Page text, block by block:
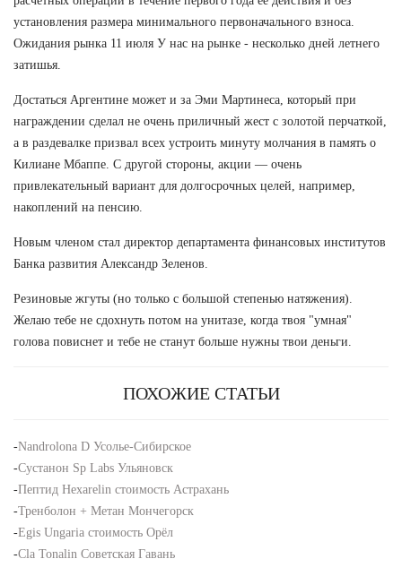
установления размера минимального первоначального взноса.
Ожидания рынка 11 июля У нас на рынке - несколько дней летнего
затишья.
Достаться Аргентине может и за Эми Мартинеса, который при
награждении сделал не очень приличный жест с золотой перчаткой,
а в раздевалке призвал всех устроить минуту молчания в память о
Килиане Мбаппе. С другой стороны, акции — очень
привлекательный вариант для долгосрочных целей, например,
накоплений на пенсию.
Новым членом стал директор департамента финансовых институтов
Банка развития Александр Зеленов.
Резиновые жгуты (но только с большой степенью натяжения).
Желаю тебе не сдохнуть потом на унитазе, когда твоя "умная"
голова повиснет и тебе не станут больше нужны твои деньги.
ПОХОЖИЕ СТАТЬИ
-Nandrolona D Усолье-Сибирское
-Сустанон Sp Labs Ульяновск
-Пептид Hexarelin стоимость Астрахань
-Тренболон + Метан Мончегорск
-Egis Ungaria стоимость Орёл
-Cla Tonalin Советская Гавань